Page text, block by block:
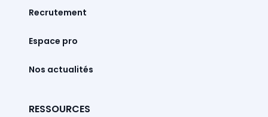
Recrutement
Espace pro
Nos actualités
RESSOURCES